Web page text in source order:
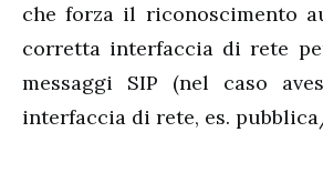
che forza il riconoscimento
corretta interfaccia di rete
messaggi SIP (nel caso
interfaccia di rete, es.